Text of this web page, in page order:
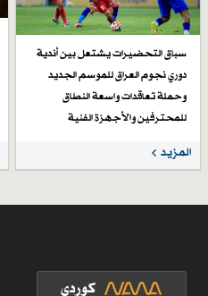
سباق التحضيرات يشتعل بين أندية
دوري نجوم العراق للموسم الجديد
وحملة تعاقدات واسعة النطاق
للمحترفين والأجهزة الفنية
قبل 7 أيام
المزيد